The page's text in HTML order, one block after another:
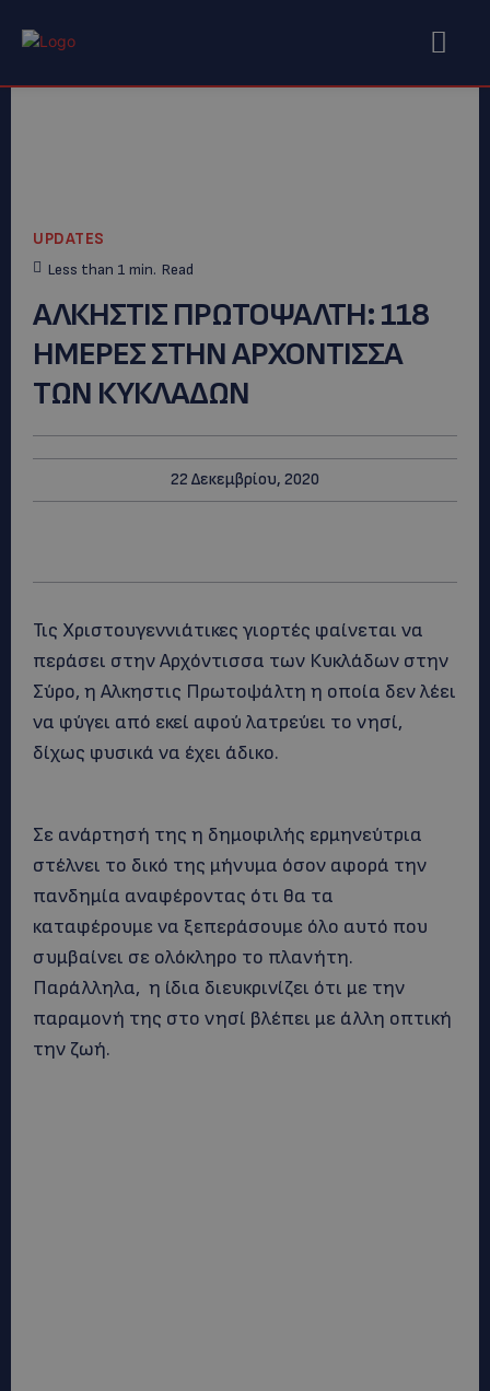
UPDATES
Less than 1 min. Read
ΑΛΚΗΣΤΙΣ ΠΡΩΤΟΨΑΛΤΗ: 118
HMEΡΕΣ ΣΤΗΝ ΑΡΧΟΝΤΙΣΣΑ
ΤΩΝ ΚΥΚΛΑΔΩΝ
22 Δεκεμβρίου, 2020
Τις Χριστουγεννιάτικες γιορτές φαίνεται να
περάσει στην Αρχόντισσα των Κυκλάδων στην
Σύρο, η Αλκηστις Πρωτοψάλτη η οποία δεν λέει
να φύγει από εκεί αφού λατρεύει το νησί,
δίχως φυσικά να έχει άδικο.
Σε ανάρτησή της η δημοφιλής ερμηνεύτρια
στέλνει το δικό της μήνυμα όσον αφορά την
πανδημία αναφέροντας ότι θα τα
καταφέρουμε να ξεπεράσουμε όλο αυτό που
συμβαίνει σε ολόκληρο το πλανήτη.
Παράλληλα, η ίδια διευκρινίζει ότι με την
παραμονή της στο νησί βλέπει με άλλη οπτική
την ζωή.